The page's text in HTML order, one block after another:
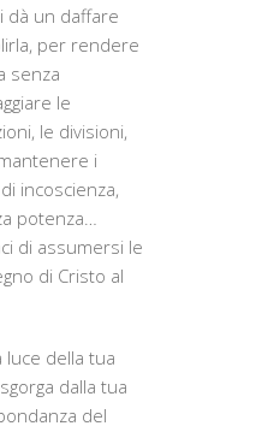
dà un daffare
per rendere
senza
le
le divisioni,
i
incoscienza,
potenza…
di assumersi le
di Cristo al
luce della tua
dalla tua
del